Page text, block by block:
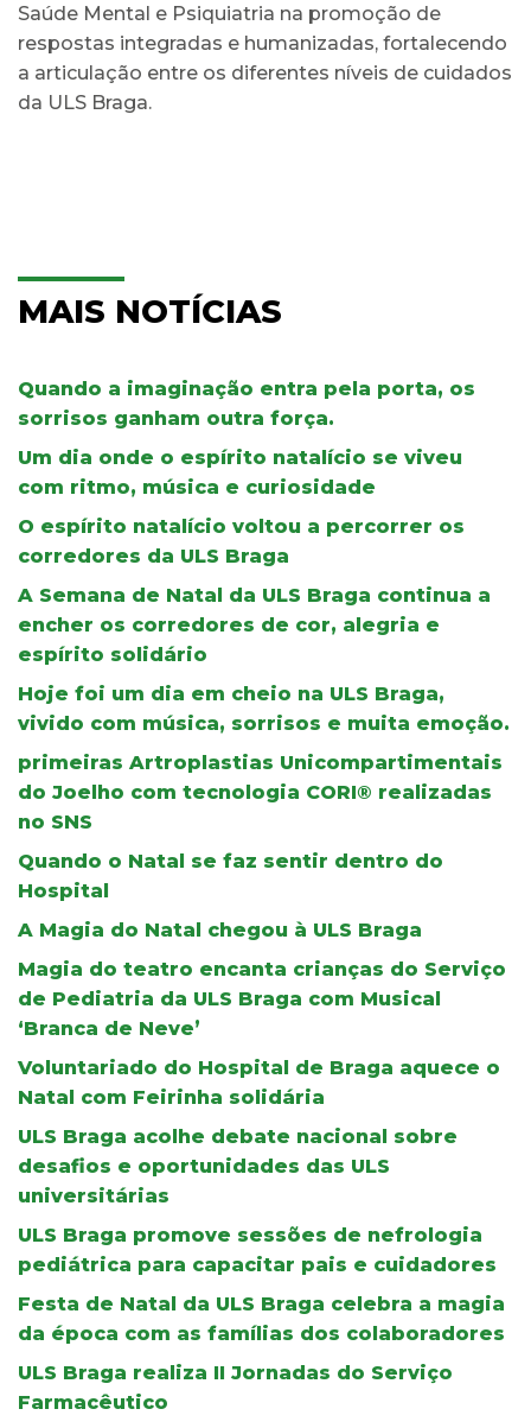
Saúde Mental e Psiquiatria na promoção de
respostas integradas e humanizadas, fortalecendo
a articulação entre os diferentes níveis de cuidados
da ULS Braga.
MAIS NOTÍCIAS
Quando a imaginação entra pela porta, os
sorrisos ganham outra força.
Um dia onde o espírito natalício se viveu
com ritmo, música e curiosidade
O espírito natalício voltou a percorrer os
corredores da ULS Braga
A Semana de Natal da ULS Braga continua a
encher os corredores de cor, alegria e
espírito solidário
Hoje foi um dia em cheio na ULS Braga,
vivido com música, sorrisos e muita emoção.
primeiras Artroplastias Unicompartimentais
do Joelho com tecnologia CORI® realizadas
no SNS
Quando o Natal se faz sentir dentro do
Hospital
A Magia do Natal chegou à ULS Braga
Magia do teatro encanta crianças do Serviço
de Pediatria da ULS Braga com Musical
‘Branca de Neve’
Voluntariado do Hospital de Braga aquece o
Natal com Feirinha solidária
ULS Braga acolhe debate nacional sobre
desafios e oportunidades das ULS
universitárias
ULS Braga promove sessões de nefrologia
pediátrica para capacitar pais e cuidadores
Festa de Natal da ULS Braga celebra a magia
da época com as famílias dos colaboradores
ULS Braga realiza II Jornadas do Serviço
Farmacêutico